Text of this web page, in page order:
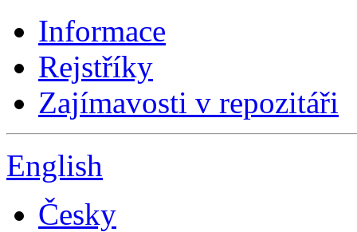
Informace
Rejstříky
Zajímavosti v repozitáři
English
Česky